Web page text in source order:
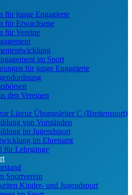
für junge Engagierte
für Erwachsene
für Vereine
im Sport
für junge Engagierte
den Vereinen
Lizenz Übungsleiter C (Breitensport)
von Vorständen
im Jugendsport
im Ehrenamt
für Lehrgänge
Sportverein
Kinder- und Jugendsport